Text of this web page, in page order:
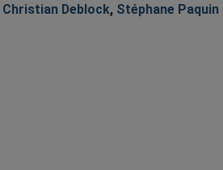
Christian Deblock, Stéphane Paquin